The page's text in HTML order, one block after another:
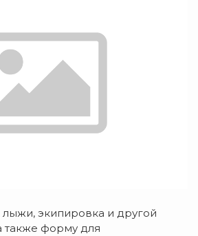
экипировка и другой
также форму для